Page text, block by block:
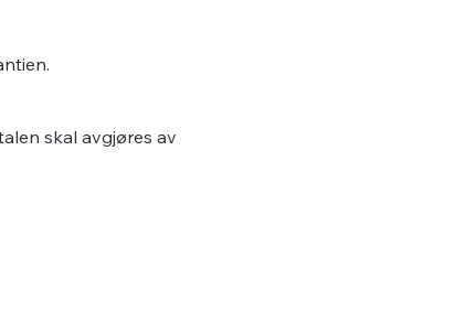
skal avgjøres av